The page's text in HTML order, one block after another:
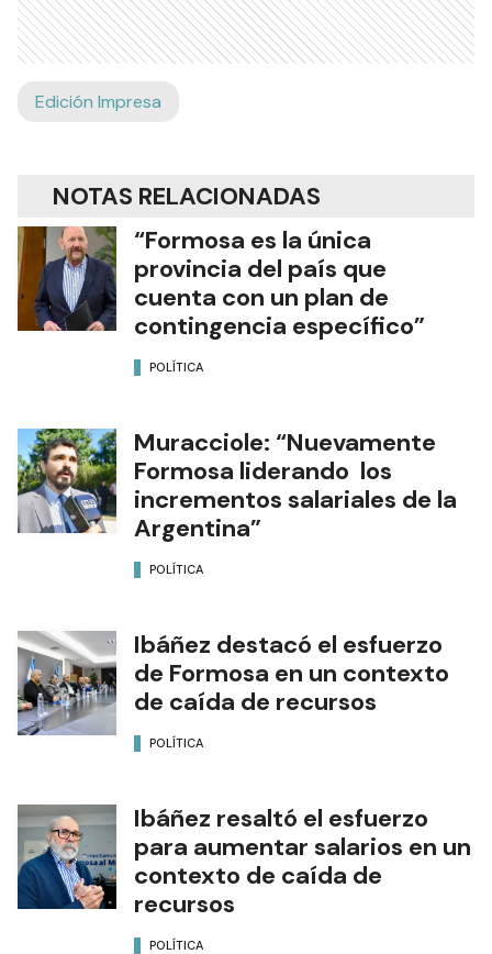
Edición Impresa
NOTAS RELACIONADAS
“Formosa es la única
provincia del país que
cuenta con un plan de
contingencia específico”
POLÍTICA
Muracciole: “Nuevamente
Formosa liderando los
incrementos salariales de la
Argentina”
POLÍTICA
Ibáñez destacó el esfuerzo
de Formosa en un contexto
de caída de recursos
POLÍTICA
Ibáñez resaltó el esfuerzo
para aumentar salarios en un
contexto de caída de
recursos
POLÍTICA